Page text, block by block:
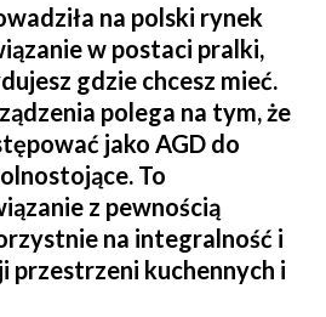
na polski rynek
w postaci pralki,
gdzie chcesz mieć.
polega na tym, że
jako AGD do
To
z pewnością
na integralność i
przestrzeni kuchennych i